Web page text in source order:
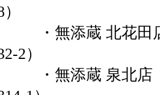
・無添蔵 北花田店
2）
・無添蔵 泉北店